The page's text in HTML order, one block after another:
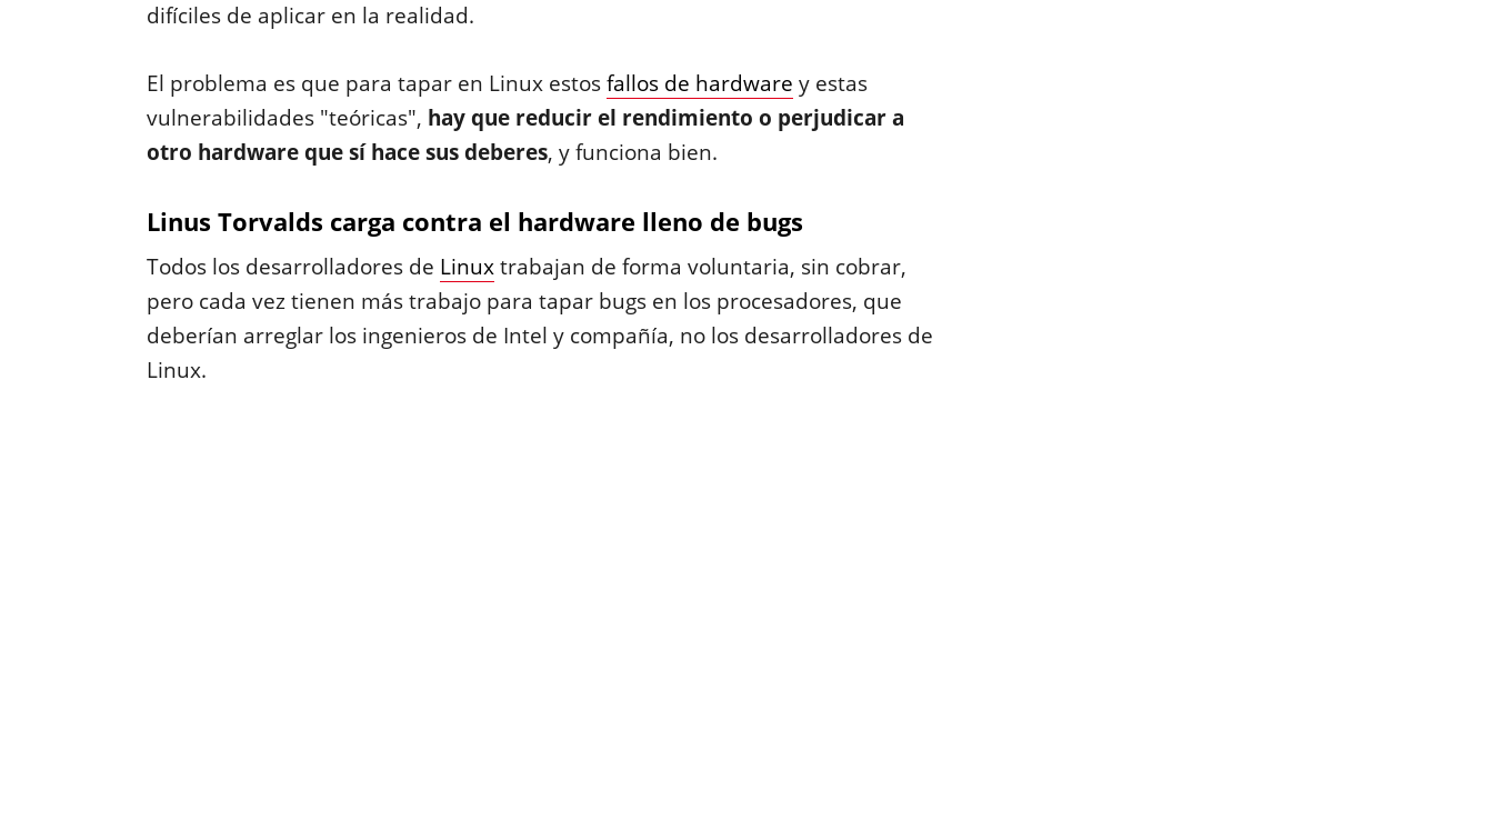
difíciles de aplicar en la realidad.
El problema es que para tapar en Linux estosfallos de hardware y estas
vulnerabilidades "teóricas", hay que reducir el rendimiento o perjudicar a
otro hardware que sí hace sus deberes, y funciona bien.
Linus Torvalds carga contra el hardware lleno de bugs
Todos los desarrolladores de Linuxtrabajan de forma voluntaria, sin cobrar,
pero cada vez tienen más trabajo para tapar bugs en los procesadores, que
deberían arreglar los ingenieros de Intel y compañía, no los desarrolladores de
Linux.